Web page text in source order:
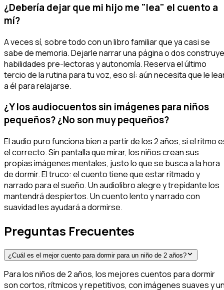
¿Debería dejar que mi hijo me "lea" el cuento a
mí?
A veces sí, sobre todo con un libro familiar que ya casi se
sabe de memoria. Dejarle narrar una página o dos construye
habilidades pre-lectoras y autonomía. Reserva el último
tercio de la rutina para tu voz, eso sí: aún necesita que le
a él para relajarse.
¿Y los audiocuentos sin imágenes para niños
pequeños? ¿No son muy pequeños?
El audio puro funciona bien a partir de los 2 años, si el ritmo
el correcto. Sin pantalla que mirar, los niños crean sus
propias imágenes mentales, justo lo que se busca a la hora
de dormir. El truco: el cuento tiene que estar ritmado y
narrado para el sueño. Un audiolibro alegre y trepidante los
mantendrá despiertos. Un cuento lento y narrado con
suavidad les ayudará a dormirse.
Preguntas Frecuentes
¿Cuál es el mejor cuento para dormir para un niño de 2 años?
Para los niños de 2 años, los mejores cuentos para dormir
son cortos, rítmicos y repetitivos, con imágenes suaves y